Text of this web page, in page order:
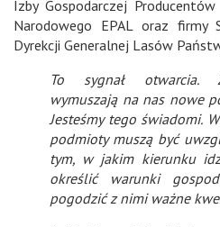
Izby Gospodarczej
Narodowego EPAL oraz
Dyrekcji Generalnej Lasów
To sygnał otwarcia.
wymuszają na nas nowe
Jesteśmy tego świadomi.
podmioty muszą być
tym, w jakim kierunku
określić warunki
pogodzić z nimi ważne